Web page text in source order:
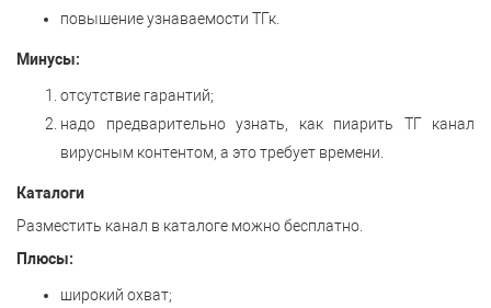
повышение узнаваемости ТГк.
Минусы:
отсутствие гарантий;
надо предварительно узнать, как пиарить ТГ канал
вирусным контентом, а это требует времени.
Каталоги
Разместить канал в каталоге можно бесплатно.
Плюсы:
широкий охват;